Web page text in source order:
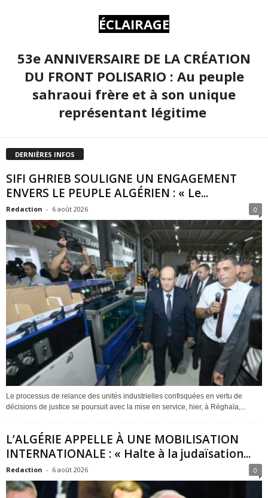
ÉCLAIRAGE
53e ANNIVERSAIRE DE LA CRÉATION
DU FRONT POLISARIO : Au peuple
sahraoui frère et à son unique
représentant légitime
DERNIÈRES INFOS
SIFI GHRIEB SOULIGNE UN ENGAGEMENT
ENVERS LE PEUPLE ALGÉRIEN : « Le...
Redaction - 6 août 2026 0
Le processus de relance des unités industrielles confisquées en vertu de
décisions de justice se poursuit avec la mise en service, hier, à Réghaïa,...
L’ALGÉRIE APPELLE À UNE MOBILISATION
INTERNATIONALE : « Halte à la judaïsation...
Redaction - 6 août 2026 0